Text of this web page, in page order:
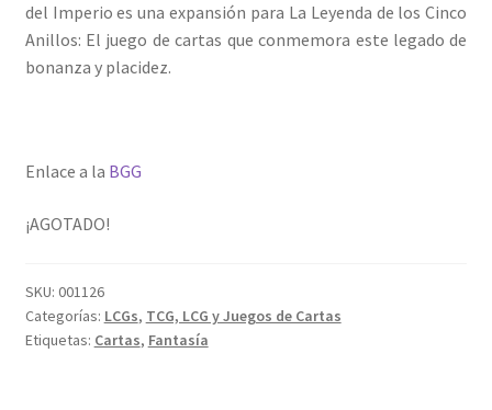
del Imperio es una expansión para La Leyenda de los Cinco
Anillos: El juego de cartas que conmemora este legado de
bonanza y placidez.
Enlace a la BGG
¡AGOTADO!
SKU: 001126
Categorías: LCGs, TCG, LCG y Juegos de Cartas
Etiquetas: Cartas, Fantasía